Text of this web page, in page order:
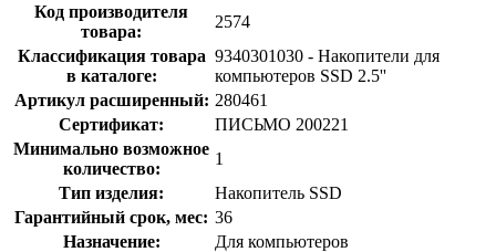
Код производителя
товара:
2574
Классификация товара
в каталоге:
9340301030 - Накопители для
компьютеров SSD 2.5''
Артикул расширенный: 280461
Сертификат:
ПИСЬМО 200221
Минимально возможное
количество:
1
Тип изделия:
Накопитель SSD
Гарантийный срок, мес: 36
Назначение:
Для компьютеров